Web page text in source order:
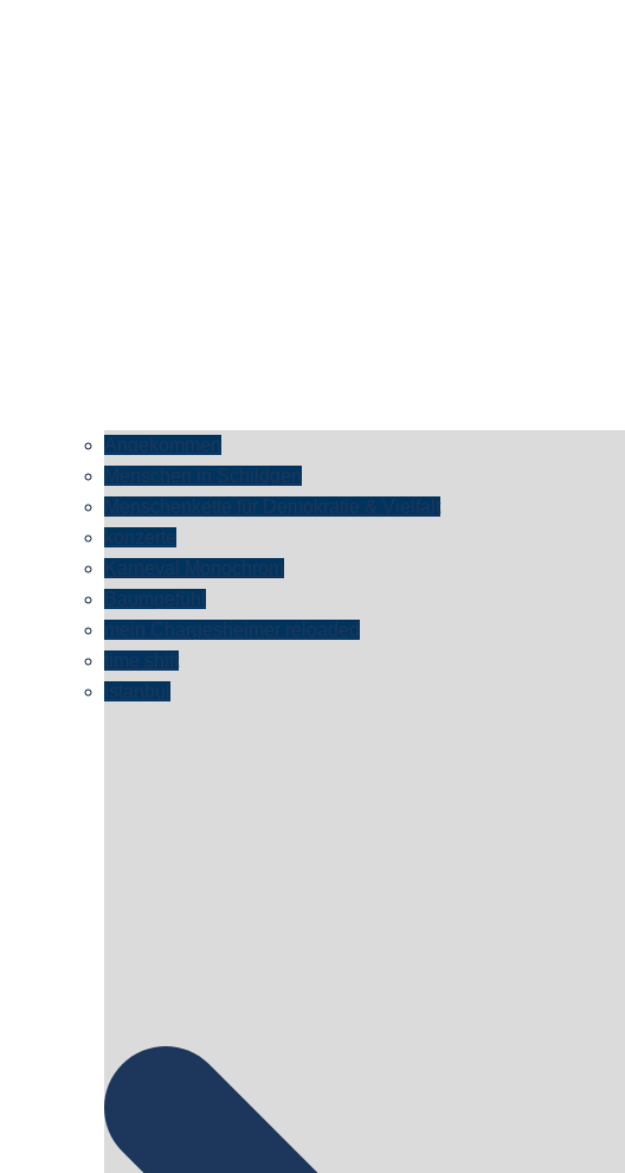
Angekommen
Menschen in Schildgen
Menschenkette für Demokratie & Vielfalt
konzerte
Karneval Monochrom
Baumgefühl
mein Chargesheimer reloaded
time shift
Istanbul